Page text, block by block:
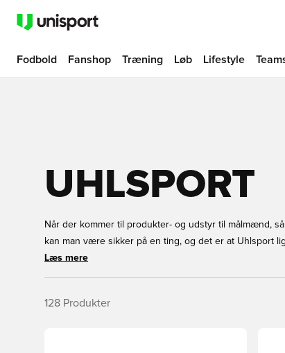
Fodbold Fanshop Træning Løb Lifestyle
UHLSPORT
Når der kommer til produkter- og udstyr til målmænd,
kan man være sikker på en ting, og det er at Uhlsport
Mange professionelle målmænd vælger også Uhlsport
Unisport!
Læs mere
128 Produkter